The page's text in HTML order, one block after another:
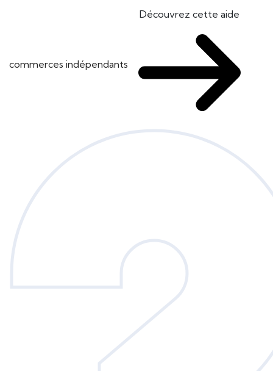
commerces indépendants
Découvrez cette aide